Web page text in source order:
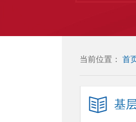
当前位置： 首
基